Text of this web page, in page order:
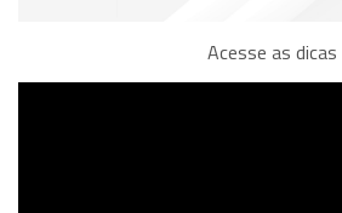
Acesse as dicas